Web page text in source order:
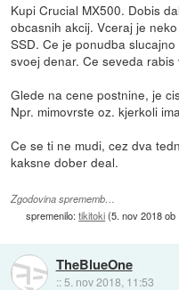
Kupi Crucial MX500. Dobis
obcasnih akcij. Vceraj je
SSD. Ce je ponudba
svoej denar. Ce seveda rabis
Glede na cene postnine, je
Npr. mimovrste oz. kjerkoli
Ce se ti ne mudi, cez dva
kaksne dober deal.
Zgodovina sprememb…
spremenilo:tikitoki(5. nov 2018 ob
TheBlueOne
:: 5. nov 2018, 11:53